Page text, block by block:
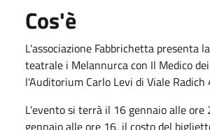
Cos'è
L'associazione Fabbrichetta presenta
teatrale i Melannurca con Il Medico
l'Auditorium Carlo Levi di Viale Radich
L'evento si terrà il 16 gennaio alle ore
gennaio alle ore 16, il costo del